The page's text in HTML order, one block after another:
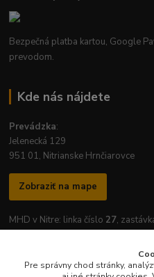
Bezpečná platba kartou, Google
prevodom.
Kde nás nájdete
Prevádzka:
Jelenecká 129
951 01, Nitrianske Hrnčiarovce
Zobraziť na mape
MHD v Nitre: linka číslo 27,
Pre správny chod stránky,